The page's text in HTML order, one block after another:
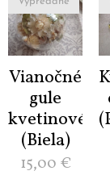
Vianočné
gule
kvetinové
(Biela)
15,00 €